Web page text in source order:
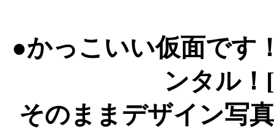
●かっこいい仮面です
ンタル
そのままデザイン写